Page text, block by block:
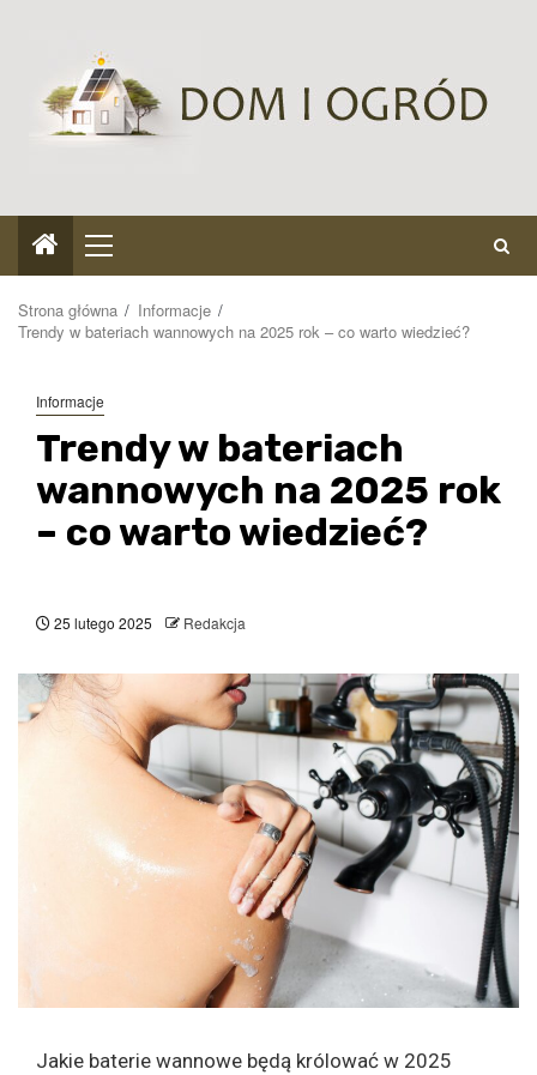
Menu
główne
Strona główna
Informacje
Trendy w bateriach wannowych na 2025 rok – co warto wiedzieć?
Informacje
Trendy w bateriach
wannowych na 2025 rok
– co warto wiedzieć?
25 lutego 2025 Redakcja
Jakie baterie wannowe będą królować w 2025